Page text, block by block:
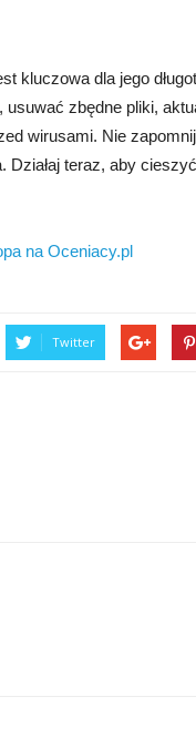
kluczowa dla jego
zbędne pliki,
wirusami. Nie
Działaj teraz, aby
na Oceniacy.pl
Twitter